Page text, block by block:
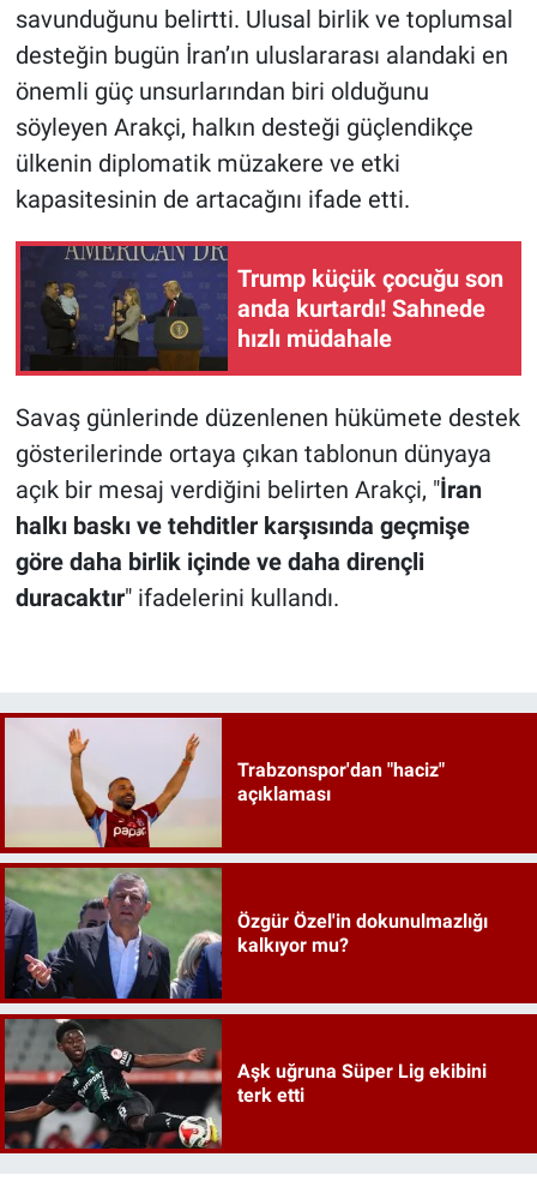
savunduğunu belirtti. Ulusal birlik ve toplumsal
desteğin bugün İran’ın uluslararası alandaki en
önemli güç unsurlarından biri olduğunu
söyleyen Arakçi, halkın desteği güçlendikçe
ülkenin diplomatik müzakere ve etki
kapasitesinin de artacağını ifade etti.
Trump küçük çocuğu son
anda kurtardı! Sahnede
hızlı müdahale
Savaş günlerinde düzenlenen hükümete destek
gösterilerinde ortaya çıkan tablonun dünyaya
açık bir mesaj verdiğini belirten Arakçi, "İran
halkı baskı ve tehditler karşısında geçmişe
göre daha birlik içinde ve daha dirençli
duracaktır" ifadelerini kullandı.
Trabzonspor'dan "haciz"
açıklaması
Özgür Özel'in dokunulmazlığı
kalkıyor mu?
Aşk uğruna Süper Lig ekibini
terk etti